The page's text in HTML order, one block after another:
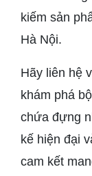
kiếm sản
Hà Nội.
Hãy liên hệ
khám phá
chứa đựng
kế hiện đại
cam kết